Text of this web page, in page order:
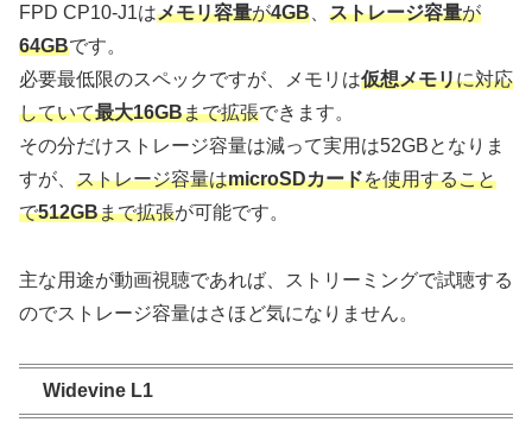
FPD CP10-J1はメモリ容量が4GB ストレージ容量が
64GBです。
必要最低限のスペックですが、メモリは仮想メモリに対応
していて最大16GBまで拡張できます。
その分だけストレージ容量は減って実用は52GBとなりま
すが、 ストレージ容量はmicroSDカードを使用すること
で512GBまで拡張が可能です。
主な用途が動画視聴であれば、ストリーミングで試聴する
のでストレージ容量はさほど気になりません。
Widevine L1